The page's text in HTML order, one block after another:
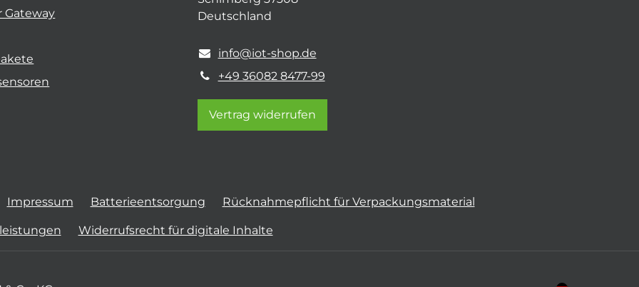
Gateway
Deutschland
info@iot-shop.de
+49 36082 8477-99
Vertrag widerrufen
Impressum Batterieentsorgung Rücknahmepflicht für Verpackungsmaterial
Widerrufsrecht für digitale Inhalte